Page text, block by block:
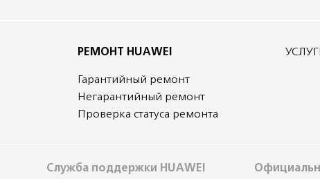
РЕМОНТ HUAWEI
Гарантийный ремонт
Негарантийный ремонт
Проверка статуса ремонта
Служба поддержки HUAWEI